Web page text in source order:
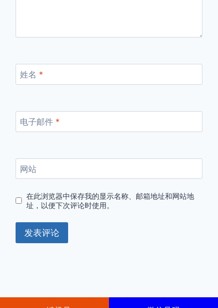
姓名 *
电子邮件 *
网站
在此浏览器中保存我的显示名称、邮箱地址和网站地
址，以便下次评论时使用。